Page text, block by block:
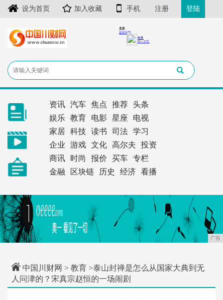
设为首页 加入收藏 手机 注册 登陆
资讯 汽车 焦点 推荐
头条
娱乐
教育 电影 星座
电视
家居
科技 读书 司法
学习
企业
游戏 文化 高尔夫
投资
商讯
时尚 报价 买车
专栏
金融
区块链 历史 经济 看播
广告
中国川财网 > 教育 >泰山封禅是怎么从国家大典到无
人问津的？宋真宗赵恒的一场闹剧